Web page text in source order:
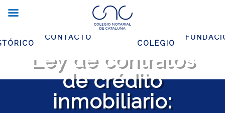
CONTACTO
COLEGIO
Dos años de la
Ley de contratos
de crédito
inmobiliario: